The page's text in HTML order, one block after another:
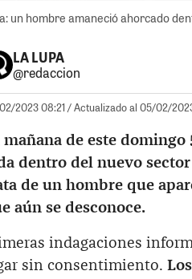
un hombre amaneció ahorcado
LA LUPA
@redaccion
2023 08:21 / Actualizado al 05/02/
mañana de este
dentro del nuevo
de un hombre que
aún se desconoce.
indagaciones
sin consentimiento.